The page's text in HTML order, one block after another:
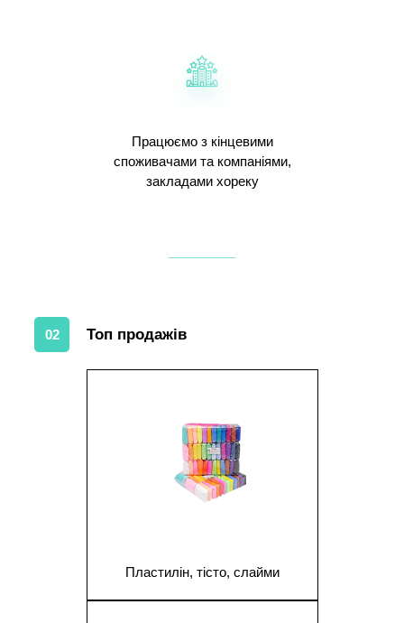
Працюємо з кінцевими
споживачами та компаніями,
закладами хореку
02 Топ продажів
Пластилін, тісто, слайми